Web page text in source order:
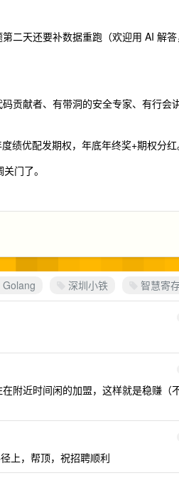
二天还要补数据重跑（欢迎用 AI 解答
贡献者、有带洞的安全专家、有行会
绩优配发期权，年底年终奖+期权分红
门了。
Golang 深圳小铁 智慧寄
附近时间闲的加盟，这样就是稳赚（
上，帮顶，祝招聘顺利